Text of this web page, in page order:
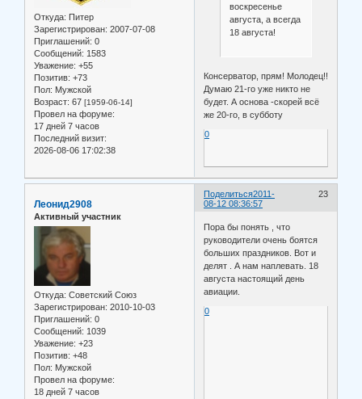
Откуда: Питер
Зарегистрирован: 2007-07-08
Приглашений: 0
Сообщений: 1583
Уважение: +55
Позитив: +73
Пол: Мужской
Возраст: 67 [1959-06-14]
Провел на форуме:
17 дней 7 часов
Последний визит:
2026-08-06 17:02:38
воскресенье
августа, а всегда
18 августа!
Консерватор, прям! Молодец!!
Думаю 21-го уже никто не
будет. А основа -скорей всё
же 20-го, в субботу
0
Поделиться 23
2011-
08-12 08:36:57
Леонид2908
Активный участник
Откуда: Советский Союз
Зарегистрирован: 2010-10-03
Приглашений: 0
Сообщений: 1039
Уважение: +23
Позитив: +48
Пол: Мужской
Провел на форуме:
18 дней 7 часов
Пора бы понять , что
руководители очень боятся
больших праздников. Вот и
делят . А нам наплевать. 18
августа настоящий день
авиации.
0